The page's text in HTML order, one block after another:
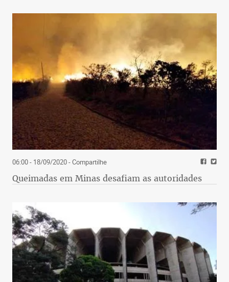
06:00 - 18/09/2020- Compartilhe
Queimadas em Minas desafiam as autoridades